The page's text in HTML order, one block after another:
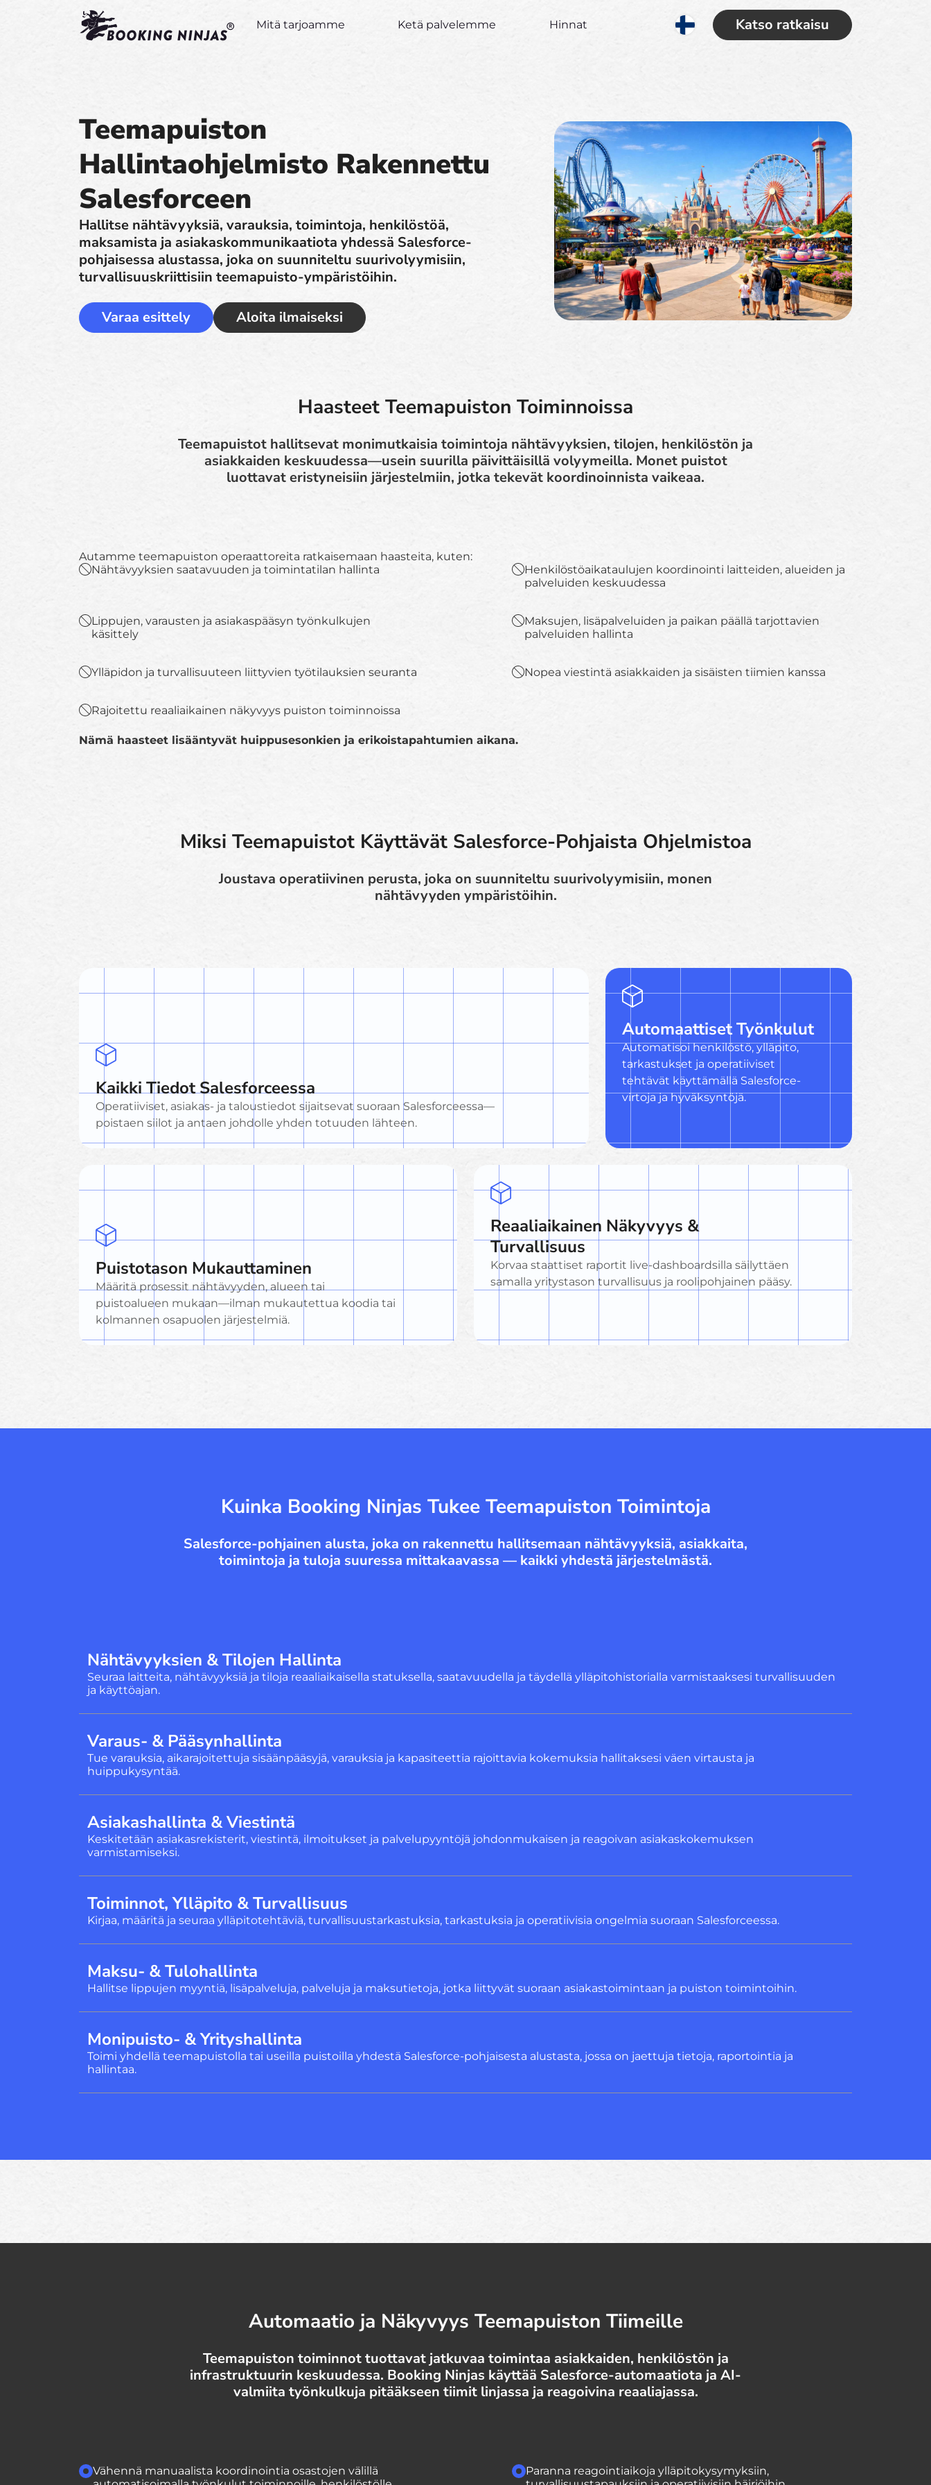
Katso ratkaisu
Mitä tarjoamme Ketä palvelemme Hinnat
Teemapuiston
Hallintaohjelmisto Rakennettu
Salesforceen
Hallitse nähtävyyksiä, varauksia, toimintoja, henkilöstöä,
maksamista ja asiakaskommunikaatiota yhdessä Salesforce-
pohjaisessa alustassa, joka on suunniteltu suurivolyymisiin,
turvallisuuskriittisiin teemapuisto-ympäristöihin.
Varaa esittely Aloita ilmaiseksi
Haasteet Teemapuiston Toiminnoissa
Teemapuistot hallitsevat monimutkaisia toimintoja nähtävyyksien, tilojen, henkilöstön ja
asiakkaiden keskuudessa—usein suurilla päivittäisillä volyymeilla. Monet puistot
luottavat eristyneisiin järjestelmiin, jotka tekevät koordinoinnista vaikeaa.
Autamme teemapuiston operaattoreita ratkaisemaan haasteita, kuten:
Nähtävyyksien saatavuuden ja toimintatilan hallinta
Henkilöstöaikataulujen koordinointi laitteiden, alueiden ja
palveluiden keskuudessa
Lippujen, varausten ja asiakaspääsyn työnkulkujen
käsittely
Maksujen, lisäpalveluiden ja paikan päällä tarjottavien
palveluiden hallinta
Ylläpidon ja turvallisuuteen liittyvien työtilauksien seuranta Nopea viestintä asiakkaiden ja sisäisten tiimien kanssa
Rajoitettu reaaliaikainen näkyvyys puiston toiminnoissa
Nämä haasteet lisääntyvät huippusesonkien ja erikoistapahtumien aikana.
Miksi Teemapuistot Käyttävät Salesforce-Pohjaista Ohjelmistoa
Joustava operatiivinen perusta, joka on suunniteltu suurivolyymisiin, monen
nähtävyyden ympäristöihin.
Kaikki Tiedot Salesforceessa
Operatiiviset, asiakas- ja taloustiedot sijaitsevat suoraan Salesforceessa—
poistaen siilot ja antaen johdolle yhden totuuden lähteen.
Automaattiset Työnkulut
Automatisoi henkilöstö, ylläpito,
tarkastukset ja operatiiviset
tehtävät käyttämällä Salesforce-
virtoja ja hyväksyntöjä.
Puistotason Mukauttaminen
Määritä prosessit nähtävyyden, alueen tai
puistoalueen mukaan—ilman mukautettua koodia tai
kolmannen osapuolen järjestelmiä.
Reaaliaikainen Näkyvyys &
Turvallisuus
Korvaa staattiset raportit live-dashboardsilla säilyttäen
samalla yritystason turvallisuus ja roolipohjainen pääsy.
Kuinka Booking Ninjas Tukee Teemapuiston Toimintoja
Salesforce-pohjainen alusta, joka on rakennettu hallitsemaan nähtävyyksiä, asiakkaita,
toimintoja ja tuloja suuressa mittakaavassa — kaikki yhdestä järjestelmästä.
Nähtävyyksien & Tilojen Hallinta
Seuraa laitteita, nähtävyyksiä ja tiloja reaaliaikaisella statuksella, saatavuudella ja täydellä ylläpitohistorialla varmistaaksesi turvallisuuden
ja käyttöajan.
Varaus- & Pääsynhallinta
Tue varauksia, aikarajoitettuja sisäänpääsyjä, varauksia ja kapasiteettia rajoittavia kokemuksia hallitaksesi väen virtausta ja
huippukysyntää.
Asiakashallinta & Viestintä
Keskitetään asiakasrekisterit, viestintä, ilmoitukset ja palvelupyyntöjä johdonmukaisen ja reagoivan asiakaskokemuksen
varmistamiseksi.
Toiminnot, Ylläpito & Turvallisuus
Kirjaa, määritä ja seuraa ylläpitotehtäviä, turvallisuustarkastuksia, tarkastuksia ja operatiivisia ongelmia suoraan Salesforceessa.
Maksu- & Tulohallinta
Hallitse lippujen myyntiä, lisäpalveluja, palveluja ja maksutietoja, jotka liittyvät suoraan asiakastoimintaan ja puiston toimintoihin.
Monipuisto- & Yrityshallinta
Toimi yhdellä teemapuistolla tai useilla puistoilla yhdestä Salesforce-pohjaisesta alustasta, jossa on jaettuja tietoja, raportointia ja
hallintaa.
Automaatio ja Näkyvyys Teemapuiston Tiimeille
Teemapuiston toiminnot tuottavat jatkuvaa toimintaa asiakkaiden, henkilöstön ja
infrastruktuurin keskuudessa. Booking Ninjas käyttää Salesforce-automaatiota ja AI-
valmiita työnkulkuja pitääkseen tiimit linjassa ja reagoivina reaaliajassa.
Vähennä manuaalista koordinointia osastojen välillä
Paranna reagointiaikoja ylläpitokysymyksiin,